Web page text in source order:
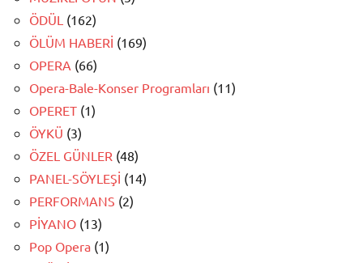
ÖDÜL (162)
ÖLÜM HABERİ (169)
OPERA (66)
Opera-Bale-Konser Programları (11)
OPERET (1)
ÖYKÜ (3)
ÖZEL GÜNLER (48)
PANEL-SÖYLEŞİ (14)
PERFORMANS (2)
PİYANO (13)
Pop Opera (1)